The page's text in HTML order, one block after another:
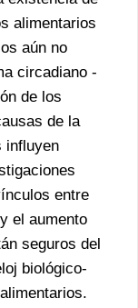
alimentarios
aún no
circadiano -
de los
de la
influyen
entre
el aumento
seguros del
biológico-